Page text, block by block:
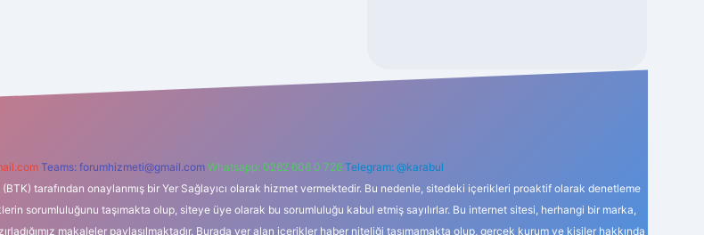
Teams: forumhizmeti@gmail.com Whatsapp: 0262 606 0 726 Telegram: @karabul
tarafından onaylanmış bir Yer Sağlayıcı olarak hizmet vermektedir. Bu nedenle, sitedeki içerikleri proaktif olarak denetleme
sorumluluğunu taşımakta olup, siteye üye olarak bu sorumluluğu kabul etmiş sayılırlar. Bu internet sitesi, herhangi bir marka,
makaleler paylaşılmaktadır. Burada yer alan içerikler haber niteliği taşımamakta olup, gerçek kurum ve kişiler hakkında